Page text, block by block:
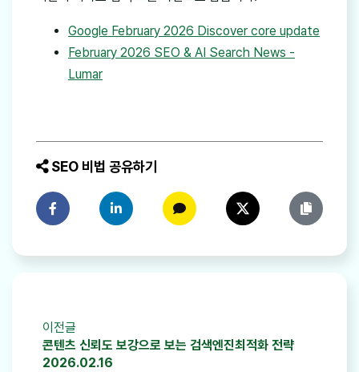
Google February 2026 Discover core update
February 2026 SEO & AI Search News -
Lumar
SEO 비법 공유하기
페이스북에 공유하기링크드인에 공유하기카카오톡에 공유하기트위터에 공유하기링크 복사
이전글
콘텐츠 신뢰도 보강으로 보는 검색엔진최적화 전략
2026.02.16